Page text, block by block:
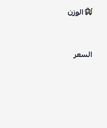
الوزن
السعر